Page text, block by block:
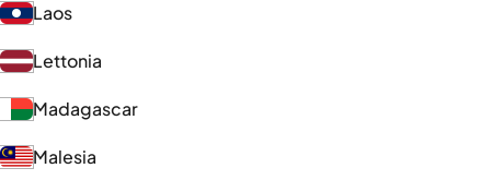
Laos
Lettonia
Madagascar
Malesia